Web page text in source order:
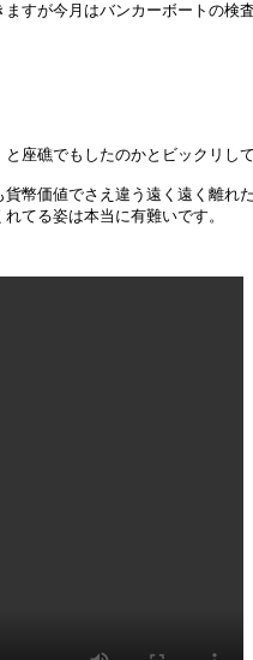
すが今月はバンカーボートの検
座礁でもしたのかとビックリし
貨幣価値でさえ違う遠く遠く離れ
てる姿は本当に有難いです。